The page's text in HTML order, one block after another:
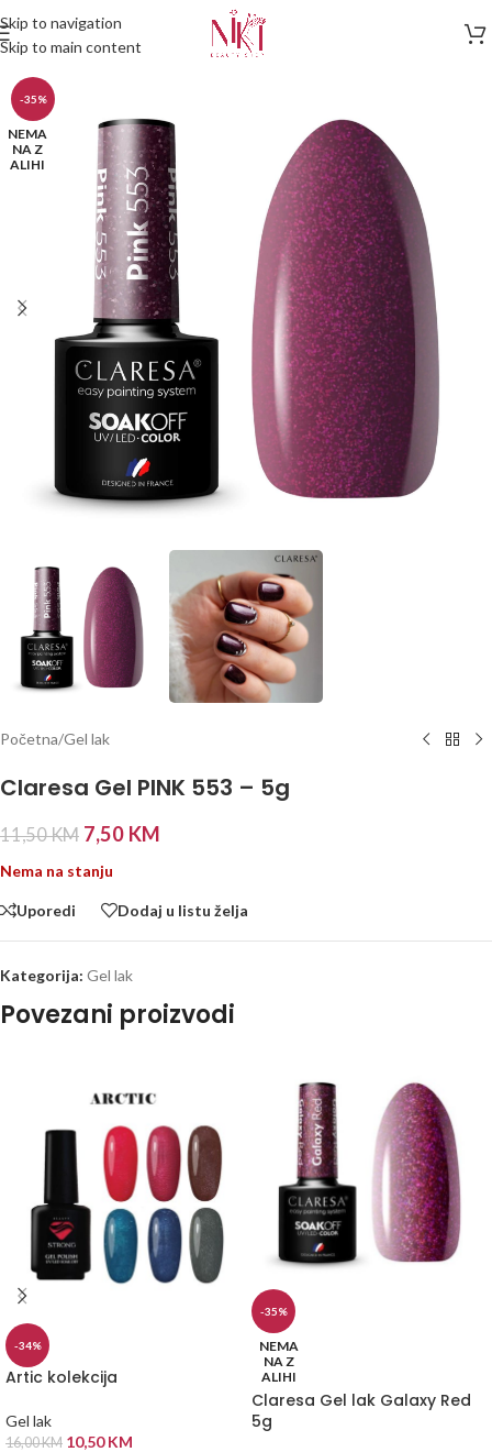
Skip to navigation
Skip to main content
-35%
NEMA
NA Z
ALIHI
Početna/Gel lak
Claresa Gel PINK 553 – 5g
11,50KM 7,50 KM
Nema na stanju
Uporedi Dodaj u listu želja
Kategorija: Gel lak
Povezani proizvodi
-34%
Artic kolekcija
Gel lak
16,00KM 10,50KM
-35%
NEMA
NA Z
ALIHI
Claresa Gel lak Galaxy Red
5g